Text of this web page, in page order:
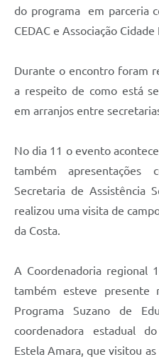
do programa em parceria
CEDAC e Associação Cidade
Durante o encontro foram
a respeito de como está
em arranjos entre
No dia 11 o evento
também apresentações
Secretaria de Assistência
realizou uma visita de
da Costa.
A Coordenadoria regional
também esteve
Programa Suzano de
coordenadora estadual
Estela Amara, que visitou